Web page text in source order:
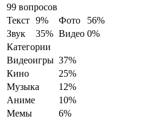
99 вопросов
Текст 9% Фото
56%
Звук
35% Видео 0%
Категории
Видеоигры 37%
Кино
25%
Музыка
12%
Аниме
10%
Мемы
6%